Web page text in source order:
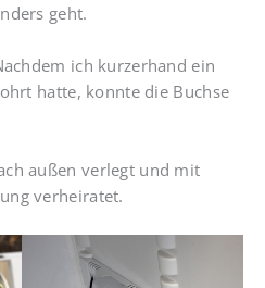
geht.
ich kurzerhand ein
hatte, konnte die Buchse
außen verlegt und mit
verheiratet.